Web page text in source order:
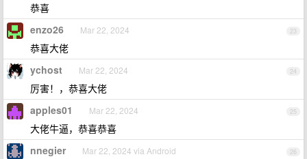
恭喜
23
enzo26 Mar 22, 2024
恭喜大佬
24
ychost Mar 22, 2024
厉害！，恭喜大佬
25
apples01 Mar 22, 2024
大佬牛逼，恭喜恭喜
26
nnegier Mar 22, 2024 via Android